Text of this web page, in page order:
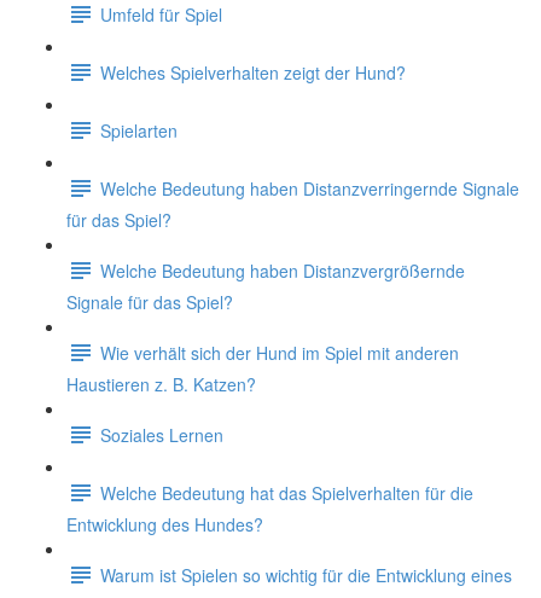
Umfeld für Spiel
Welches Spielverhalten zeigt der Hund?
Spielarten
Welche Bedeutung haben Distanzverringernde Signale
für das Spiel?
Welche Bedeutung haben Distanzvergrößernde
Signale für das Spiel?
Wie verhält sich der Hund im Spiel mit anderen
Haustieren z. B. Katzen?
Soziales Lernen
Welche Bedeutung hat das Spielverhalten für die
Entwicklung des Hundes?
Warum ist Spielen so wichtig für die Entwicklung eines